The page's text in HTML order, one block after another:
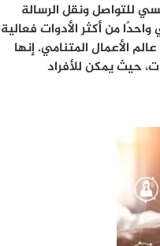
للتواصل ونقل الرسالة
من أكثر الأدوات فعالية
الأعمال المتنامي. إنها
حيث يمكن للأفراد